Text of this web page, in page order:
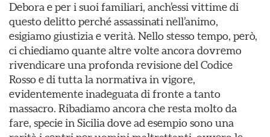
Debora e per i suoi familiari, anch’essi vittime di
questo delitto perché assassinati nell’animo,
esigiamo giustizia e verità. Nello stesso tempo, però,
ci chiediamo quante altre volte ancora dovremo
rivendicare una profonda revisione del Codice
Rosso e di tutta la normativa in vigore,
evidentemente inadeguata di fronte a tanto
massacro. Ribadiamo ancora che resta molto da
fare, specie in Sicilia dove ad esempio sono una